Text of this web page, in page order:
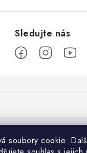
soubory cookie.